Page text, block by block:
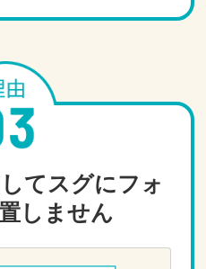
てスグにフォ
しません